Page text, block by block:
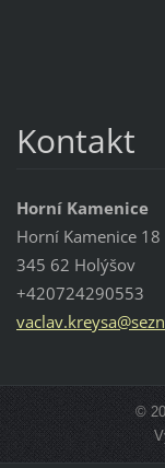
Kontakt
Horní Kamenice
Horní Kamenice 18
345 62 Holýšov
+420724290553
vaclav.kreysa@se
©